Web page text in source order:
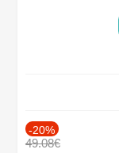
-20%
49.08€